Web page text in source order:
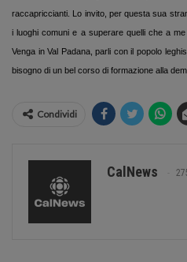
raccapriccianti. Lo invito, per questa sua
i luoghi comuni e a superare quelli che a
Venga in Val Padana, parli con il popolo
bisogno di un bel corso di formazione alla
Condividi
CalNews